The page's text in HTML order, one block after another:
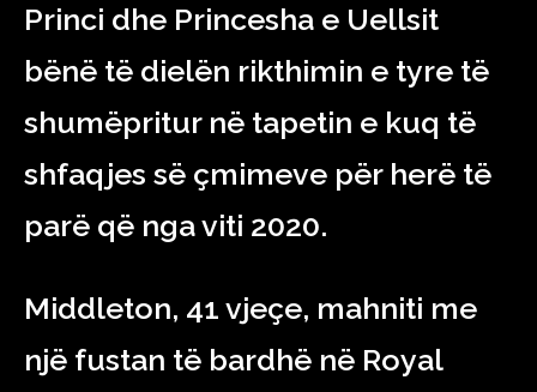
Princi dhe Princesha e Uellsit
bënë të dielën rikthimin e tyre të
shumëpritur në tapetin e kuq të
shfaqjes së çmimeve për herë të
parë që nga viti 2020.
Middleton, 41 vjeçe, mahniti me
një fustan të bardhë në Royal